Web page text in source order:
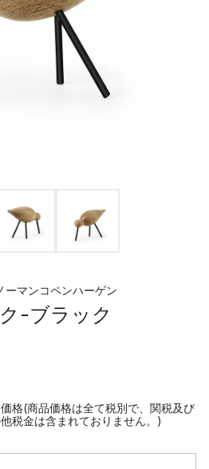
マンコペンハーゲン
-ブラック
格(商品価格は全て税別で、関税及び
税金は含まれておりません。)